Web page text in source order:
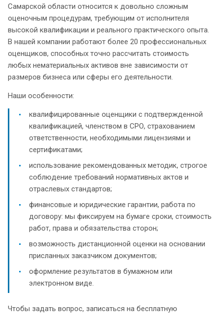
Самарской области относится к довольно сложным
оценочным процедурам, требующим от исполнителя
высокой квалификации и реального практического опыта.
В нашей компании работают более 20 профессиональных
оценщиков, способных точно рассчитать стоимость
любых нематериальных активов вне зависимости от
размеров бизнеса или сферы его деятельности.
Наши особенности:
квалифицированные оценщики с подтвержденной
квалификацией, членством в СРО, страхованием
ответственности, необходимыми лицензиями и
сертификатами;
использование рекомендованных методик, строгое
соблюдение требований нормативных актов и
отраслевых стандартов;
финансовые и юридические гарантии, работа по
договору: мы фиксируем на бумаге сроки, стоимость
работ, права и обязательства сторон;
возможность дистанционной оценки на основании
присланных заказчиком документов;
оформление результатов в бумажном или
электронном виде.
Чтобы задать вопрос, записаться на бесплатную